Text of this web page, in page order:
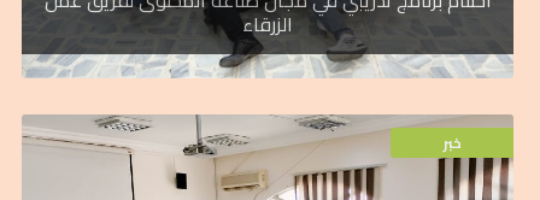
الزرقاء
خبر
خبر